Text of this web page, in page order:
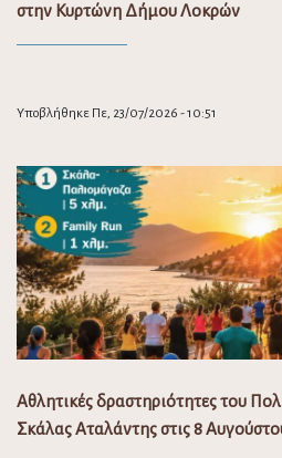
στην Κυρτώνη Δήμου Λοκρών
Υποβλήθηκε Πε, 23/07/2026 - 10:51
Αθλητικές δραστηριότητες του
Σκάλας Αταλάντης στις 8